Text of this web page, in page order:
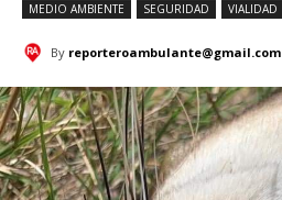
MEDIO AMBIENTE SEGURIDAD VIALIDAD
By reporteroambulante@gmail.com